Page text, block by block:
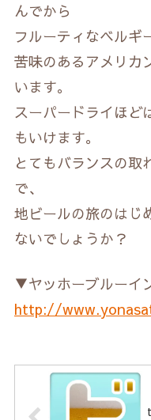
んでから
フルーティなベルギ
苦味のあるアメリカ
います。
スーパードライほど
もいけます。
とてもバランスの取
で、
地ビールの旅のはじ
ないでしょうか？
▼ヤッホーブルーイ
http://